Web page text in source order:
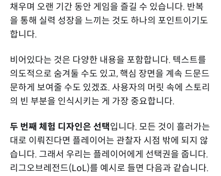
채우며 오랜 기간 동안 게임을 즐길 수 있습니다. 반복
을 통해 실력 성장을 느끼는 것도 하나의 포인트이기도
합니다.
비어있다는 것은 다양한 내용을 포함합니다. 텍스트를
의도적으로 숨겨둘 수도 있고, 핵심 장면을 계속 드문드
문하게 보여줄 수도 있겠죠. 사용자의 머릿 속에 스토리
의 빈 부분을 인식시키는 게 가장 중요합니다.
두 번째 체험 디자인은 선택입니다. 모든 것이 흘러가는
대로 이뤄진다면 플레이어는 관찰자 시점 밖에 되지 않
습니다. 그래서 우리는 플레이어에게 선택권을 줍니다.
리그오브레전드(LoL)를 예시로 들면 다음과 같습니다.